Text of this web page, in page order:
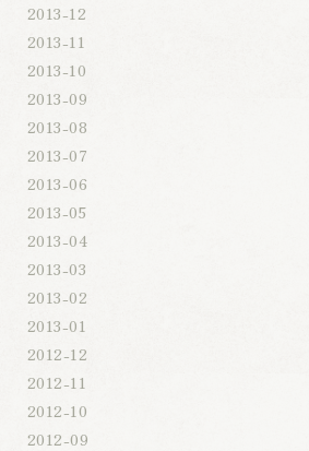
2013-12
2013-11
2013-10
2013-09
2013-08
2013-07
2013-06
2013-05
2013-04
2013-03
2013-02
2013-01
2012-12
2012-11
2012-10
2012-09